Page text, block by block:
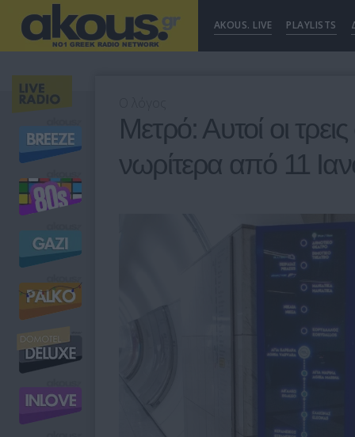
AKOUS. LIVE PLAYLISTS
Μετρό: Αυτοί οι
νωρίτερα από 11